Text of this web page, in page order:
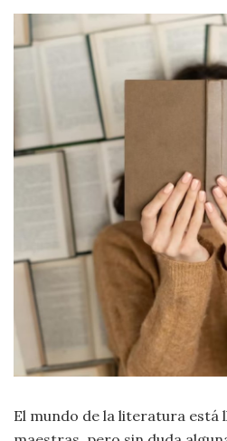
Historia
Lenguaje
Literatura
Moda
Tendencias
Naturaleza
Psicología
Salud
El mundo de la literatura está